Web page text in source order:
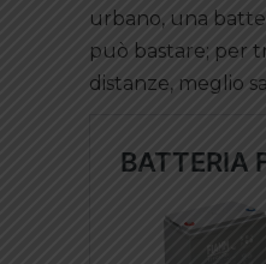
urbano, una
può bastare; per
distanze, meglio